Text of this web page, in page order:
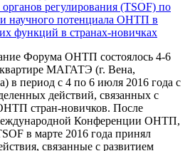
регулирования (TSOF) по
и научного потенциала ОНТП в
функций в странах-новичках
Форума ОНТП состоялось 4-6
МАГАТЭ (г. Вена,
в период с 4 по 6 июля 2016 года с
действий, связанных с
стран-новичков. После
Конференции ОНТП,
в марте 2016 года принял
связанные с развитием